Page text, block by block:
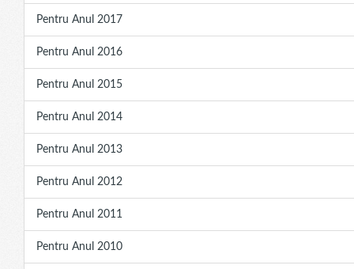
Pentru Anul 2017
Pentru Anul 2016
Pentru Anul 2015
Pentru Anul 2014
Pentru Anul 2013
Pentru Anul 2012
Pentru Anul 2011
Pentru Anul 2010